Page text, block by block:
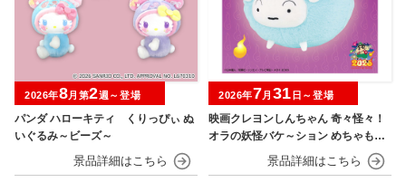
パンダ ハローキティ くりっぴぃ ぬ
いぐるみ～ビーズ～
2026年8月第2週～登場
映画クレヨンしんちゃん 奇々怪々！
オラの妖怪バケ～ション めちゃもふ
ぐっとぬいぐるみ シロ
2026年7月 31 日～登場